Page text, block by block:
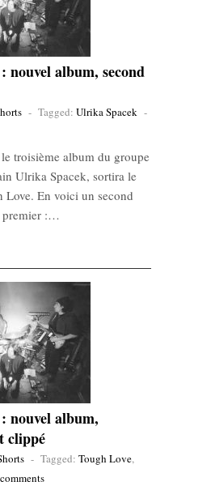
nouvel album, second
- Tagged: Ulrika Spacek -
troisième album du groupe
Ulrika Spacek, sortira le
Love. En voici un second
premier :…
nouvel album,
clippé
- Tagged: Tough Love,